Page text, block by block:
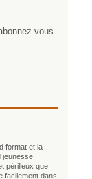
abonnez-vous
format et la
jeunesse
périlleux que
facilement dans